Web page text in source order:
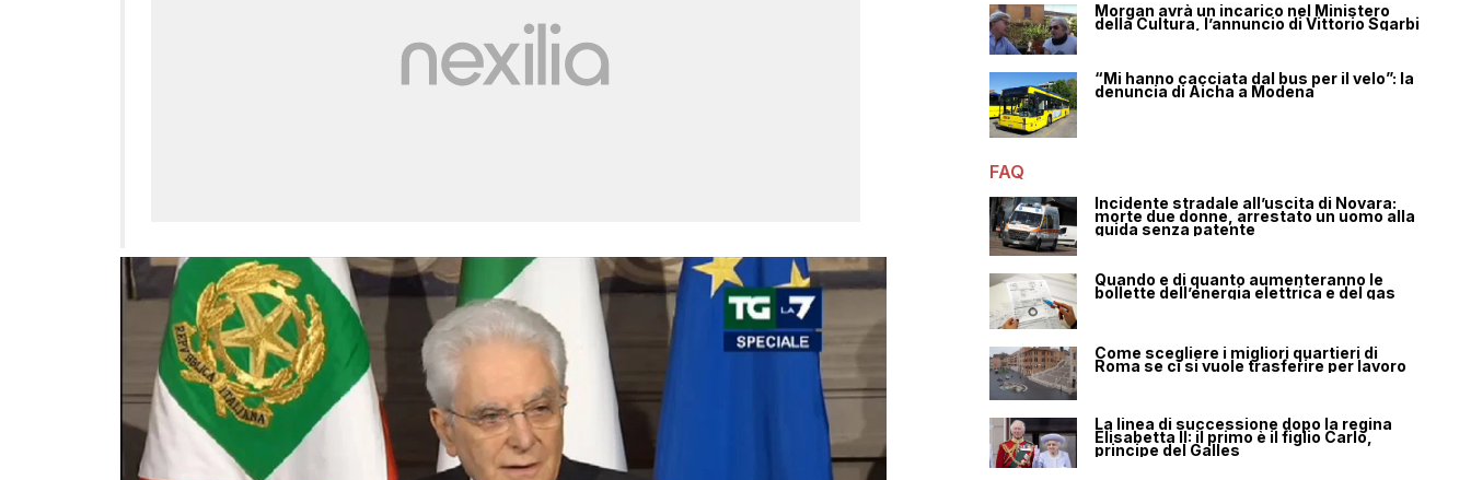
Morgan avrà un incarico nel Ministero
della Cultura, l’annuncio di Vittorio Sgarbi
“Mi hanno cacciata dal bus per il velo”: la
denuncia di Aicha a Modena
FAQ
Incidente stradale all’uscita di Novara:
morte due donne, arrestato un uomo alla
guida senza patente
Quando e di quanto aumenteranno le
bollette dell’energia elettrica e del gas
Come scegliere i migliori quartieri di
Roma se ci si vuole trasferire per lavoro
La linea di successione dopo la regina
Elisabetta II: il primo è il figlio Carlo,
principe del Galles